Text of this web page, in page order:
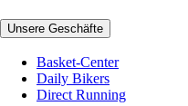
Unsere Geschäfte
Basket-Center
Daily Bikers
Direct Running